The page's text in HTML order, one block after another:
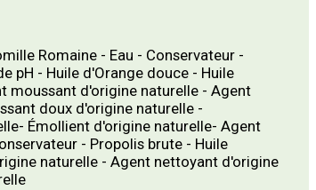
Romaine - Eau - Conservateur -
pH - Huile d'Orange douce - Huile
moussant d'origine naturelle - Agent
doux d'origine naturelle -
Émollient d'origine naturelle- Agent
- Propolis brute - Huile
naturelle - Agent nettoyant d'origine